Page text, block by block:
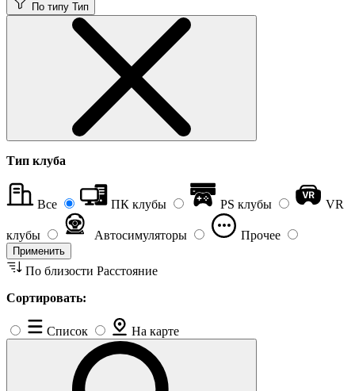
По типу Тип
Тип клуба
Все ПК клубы PS клубы VR
клубы Автосимуляторы Прочее
Применить
По близости Расстояние
Сортировать:
Список На карте